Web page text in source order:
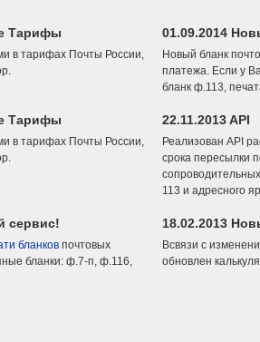
Тарифы
в тарифах Почты России,
01.09.2014
Новый бланк
платежа. Если у
бланк ф.113,
Тарифы
в тарифах Почты России,
22.11.2013 API
Реализован API
срока пересылки
113 и адресного
сервис!
бланков почтовых
бланки: ф.7-п, ф.116,
18.02.2013
Всвязи с
обновлен